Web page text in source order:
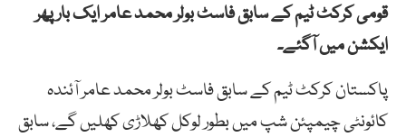
قومی کرکٹ ٹیم کے سابق فاسٹ بولر محمد عامر ایک بار پھر
ایکشن میں آگئے۔
پاکستان کرکٹ ٹیم کے سابق فاسٹ بولر محمد عامر آئندہ
کائونٹی چیمپئن شپ میں بطور لوکل کھلاڑی کھلیں گے، سابق